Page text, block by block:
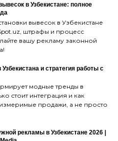
в Узбекистане: полное
вывесок в Узбекистане
штрафы и процесс
вашу рекламу законной
и стратегия работы с
модные тренды в
стоит интеграция и как
продажи, а не просто
рекламы в Узбекистане 2026 |